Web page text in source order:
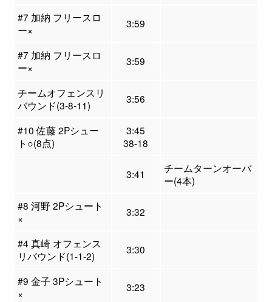
#7 加納 フリースロ
ー×
3:59
#7 加納 フリースロ
ー×
3:59
チームオフェンスリ
バウンド(3-8-11)
3:56
#10 佐藤 2Pシュー
ト○(8点)
3:45
38-18
3:41
チームターンオーバ
ー(4本)
#8 河野 2Pシュート
×
3:32
#4 真崎 オフェンス
リバウンド(1-1-2)
3:30
#9 金子 3Pシュート
×
3:23